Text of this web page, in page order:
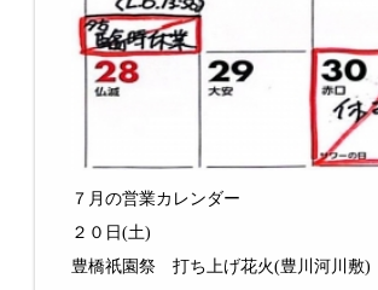
７月の営業カレンダー
２０日(土)
豊橋祇園祭 打ち上げ花火(豊川河川敷)